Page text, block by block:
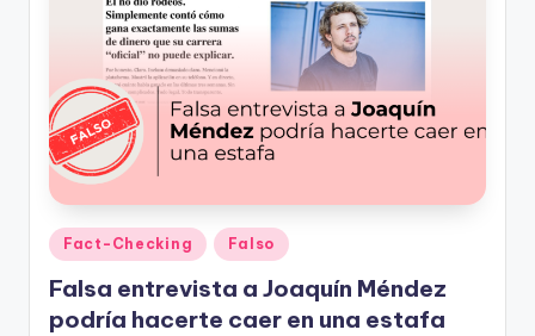
Publicado
en
Fact-Checking Falso
Falsa entrevista a Joaquín Méndez
podría hacerte caer en una estafa